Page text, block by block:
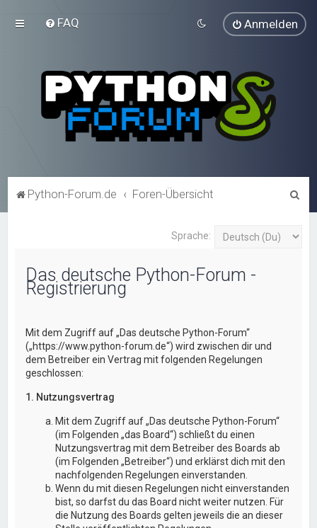
FAQ Anmelden
Python-Forum.de Foren-Übersicht
Sprache:
Das deutsche Python-Forum -
Registrierung
Mit dem Zugriff auf „Das deutsche Python-Forum“
(„https://www.python-forum.de“) wird zwischen dir und
dem Betreiber ein Vertrag mit folgenden Regelungen
geschlossen:
1. Nutzungsvertrag
Mit dem Zugriff auf „Das deutsche Python-Forum“
(im Folgenden „das Board“) schließt du einen
Nutzungsvertrag mit dem Betreiber des Boards ab
(im Folgenden „Betreiber“) und erklärst dich mit den
nachfolgenden Regelungen einverstanden.
Wenn du mit diesen Regelungen nicht einverstanden
bist, so darfst du das Board nicht weiter nutzen. Für
die Nutzung des Boards gelten jeweils die an dieser